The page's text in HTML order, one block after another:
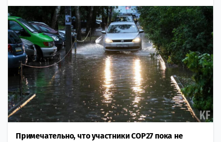
Примечательно, что участники СОР27 пока не